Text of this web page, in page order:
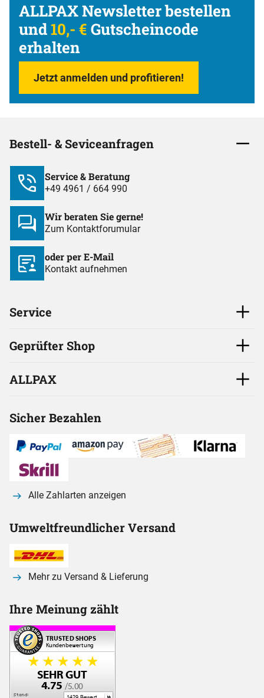
ALLPAX Newsletter bestellen
und10,- € Gutscheincode
erhalten
Jetzt anmelden und profitieren!
Bestell- & Seviceanfragen
Service & Beratung
+49 4961 / 664 990
Wir beraten Sie gerne!
Zum Kontaktforumular
oder per E-Mail
Kontakt aufnehmen
Service
Geprüfter Shop
ALLPAX
Sicher Bezahlen
Alle Zahlarten anzeigen
Umweltfreundlicher Versand
Mehr zu Versand & Lieferung
Ihre Meinung zählt